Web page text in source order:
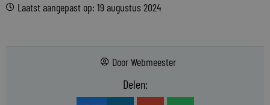
Laatst aangepast op: 19 augustus 2024
DoorWebmeester
Delen: